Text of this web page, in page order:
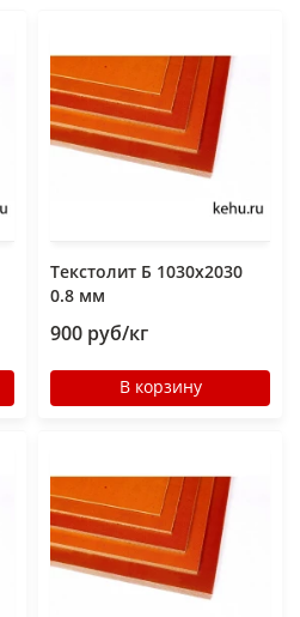
Текстолит Б 1030х2030
0.8 мм
900 руб/кг
В корзину